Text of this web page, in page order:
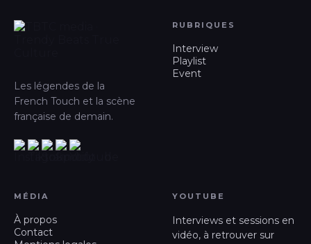
Les légendes de la
French Touch et la scène
française de demain.
RUBRIQUES
Interview
Playlist
Event
MÉDIA
À propos
Contact
YOUTUBE
Interviews et sessions en
vidéo, à retrouver sur